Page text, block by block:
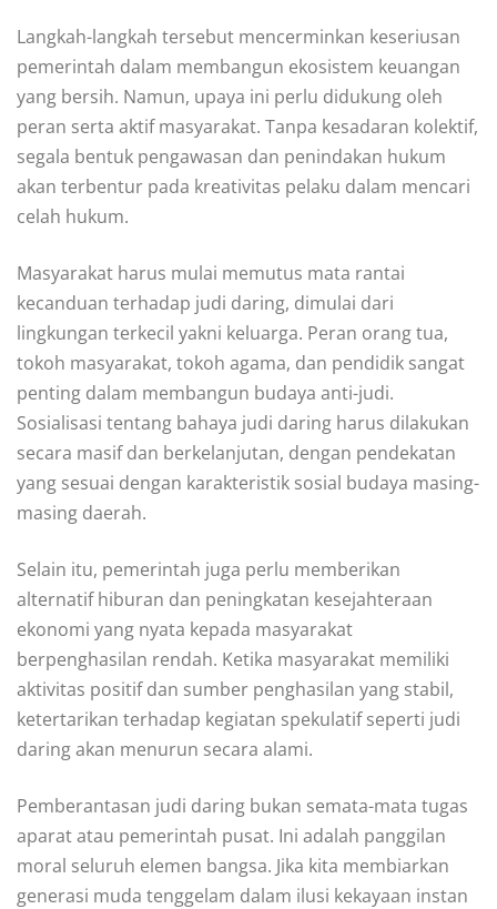
Langkah-langkah tersebut mencerminkan keseriusan
pemerintah dalam membangun ekosistem keuangan
yang bersih. Namun, upaya ini perlu didukung oleh
peran serta aktif masyarakat. Tanpa kesadaran kolektif,
segala bentuk pengawasan dan penindakan hukum
akan terbentur pada kreativitas pelaku dalam mencari
celah hukum.
Masyarakat harus mulai memutus mata rantai
kecanduan terhadap judi daring, dimulai dari
lingkungan terkecil yakni keluarga. Peran orang tua,
tokoh masyarakat, tokoh agama, dan pendidik sangat
penting dalam membangun budaya anti-judi.
Sosialisasi tentang bahaya judi daring harus dilakukan
secara masif dan berkelanjutan, dengan pendekatan
yang sesuai dengan karakteristik sosial budaya masing-
masing daerah.
Selain itu, pemerintah juga perlu memberikan
alternatif hiburan dan peningkatan kesejahteraan
ekonomi yang nyata kepada masyarakat
berpenghasilan rendah. Ketika masyarakat memiliki
aktivitas positif dan sumber penghasilan yang stabil,
ketertarikan terhadap kegiatan spekulatif seperti judi
daring akan menurun secara alami.
Pemberantasan judi daring bukan semata-mata tugas
aparat atau pemerintah pusat. Ini adalah panggilan
moral seluruh elemen bangsa. Jika kita membiarkan
generasi muda tenggelam dalam ilusi kekayaan instan